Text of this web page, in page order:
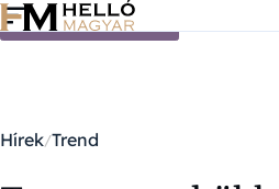
Ugrás a tartalomra
Hírek Trend